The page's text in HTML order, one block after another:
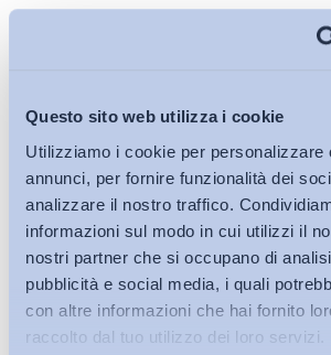
Questo sito web utilizza i cookie
Utilizziamo i cookie per personalizzare
annunci, per fornire funzionalità dei
analizzare il nostro traffico.
informazioni sul modo in cui utilizzi il
nostri partner che si occupano di
pubblicità e social media, i quali
con altre informazioni che hai fornito
raccolto dal tuo utilizzo dei loro servizi.